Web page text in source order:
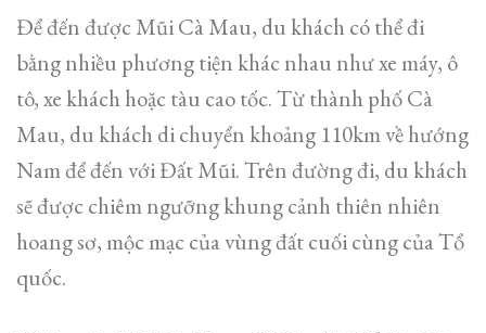
Để đến được Mũi Cà Mau, du khách có thể đi
bằng nhiều phương tiện khác nhau như xe máy, ô
tô, xe khách hoặc tàu cao tốc. Từ thành phố Cà
Mau, du khách di chuyển khoảng 110km về hướng
Nam để đến với Đất Mũi. Trên đường đi, du khách
sẽ được chiêm ngưỡng khung cảnh thiên nhiên
hoang sơ, mộc mạc của vùng đất cuối cùng của Tổ
quốc.